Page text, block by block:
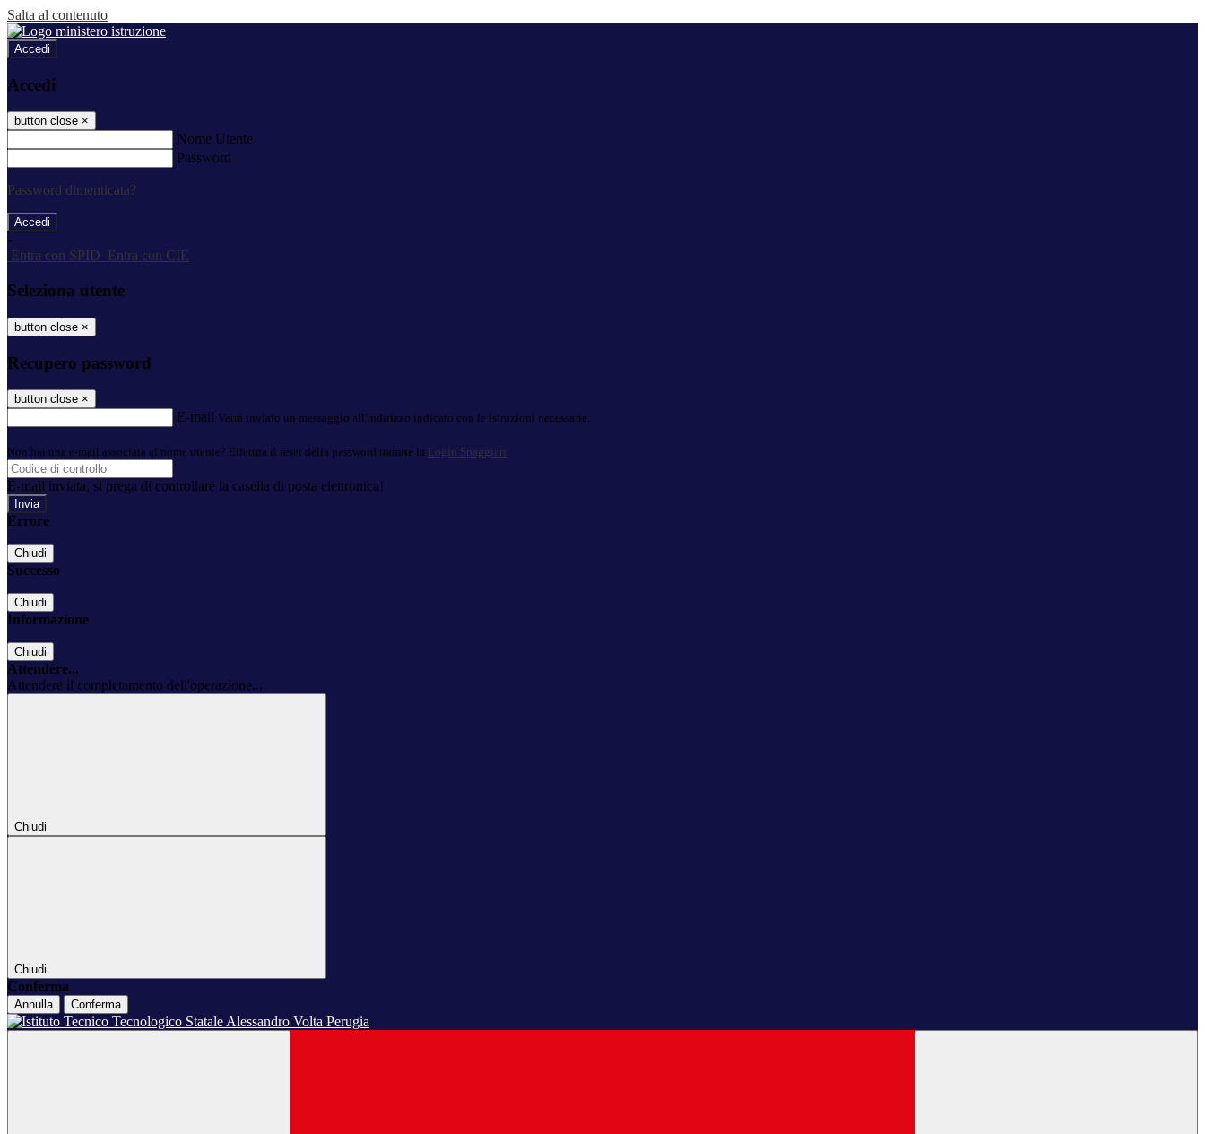
Salta al contenuto
Accedi
Accedi
button close ×
Nome Utente
Password
Password dimenticata?
-
Entra con SPID
Entra con CIE
Seleziona utente
button close ×
Recupero password
button close ×
E-mail Verrà inviato un messaggio all'indirizzo indicato con le istruzioni necessarie.
Non hai una e-mail associata al nome utente? Effettua il reset della password tramite la Login Spaggiari
E-mail inviata, si prega di controllare la casella di posta elettronica!
Errore
Chiudi
Successo
Chiudi
Informazione
Chiudi
Attendere...
Attendere il completamento dell'operazione...
Chiudi
Chiudi
Conferma
Annulla Conferma